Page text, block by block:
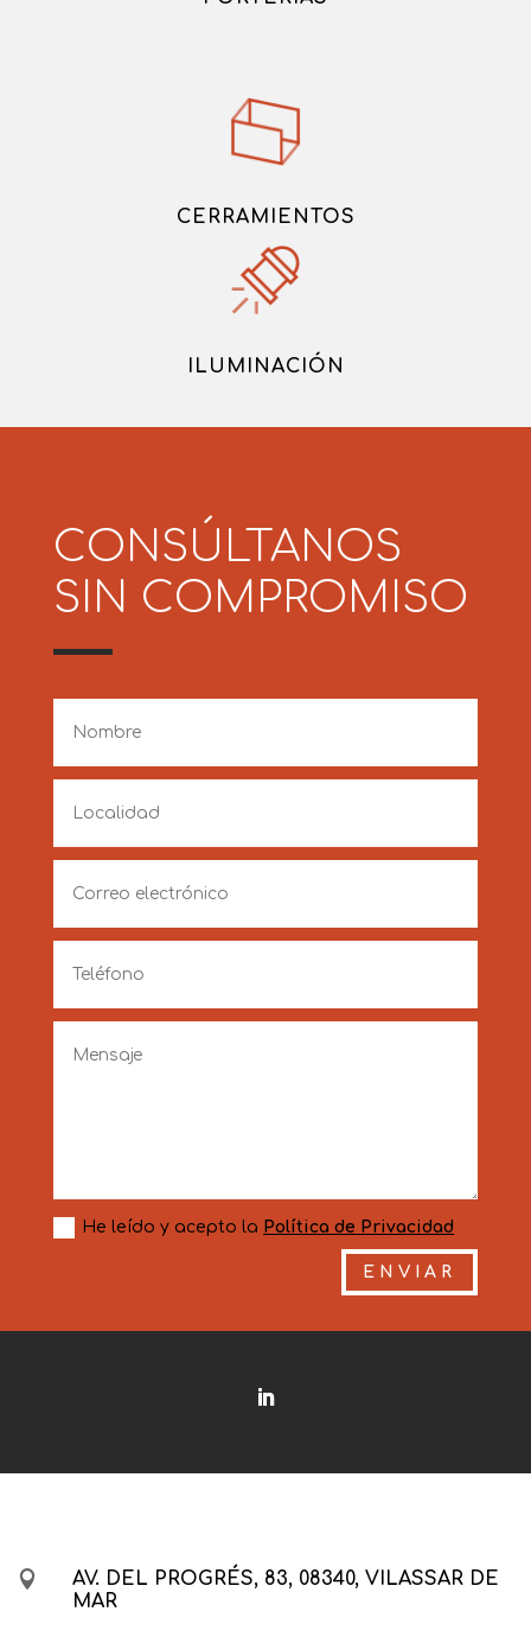
CERRAMIENTOS
ILUMINACIÓN
CONSÚLTANOS
SIN COMPROMISO
He leído y acepto la Política de Privacidad
ENVIAR

AV. DEL PROGRÉS, 83, 08340, VILASSAR DE
MAR